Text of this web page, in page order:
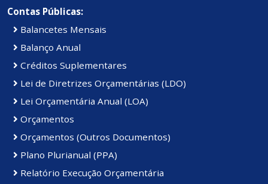
Contas Públicas:
Balancetes Mensais
Balanço Anual
Créditos Suplementares
Lei de Diretrizes Orçamentárias (LDO)
Lei Orçamentária Anual (LOA)
Orçamentos
Orçamentos (Outros Documentos)
Plano Plurianual (PPA)
Relatório Execução Orçamentária